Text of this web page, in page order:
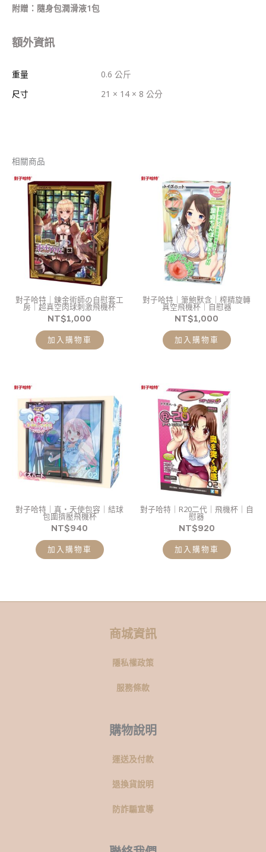
附贈：隨身包潤滑液1包
額外資訊
重量
0.6 公斤
尺寸
21 × 14 × 8 公分
相關商品
對子哈特｜鍊金術師の自慰套工
房｜超真空肉球刺激飛機杯
NT$1,000
加入購物車
對子哈特｜筆鮑默含｜榨精旋轉
真空飛機杯｜自慰器
NT$1,000
加入購物車
對子哈特｜真・天使包容｜結球
包圍擠壓飛機杯
NT$940
加入購物車
對子哈特｜R20二代｜飛機杯｜自
慰器
NT$920
加入購物車
商城資訊
隱私權政策
服務條款
購物說明
運送及付款
退換貨說明
防詐騙宣導